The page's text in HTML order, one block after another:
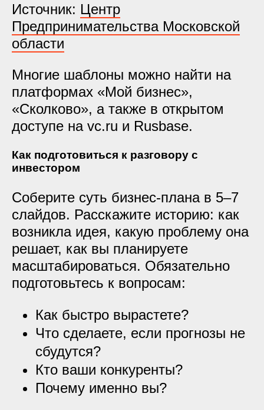
Источник: Центр
Предпринимательства Московской
области
Многие шаблоны можно найти на
платформах «Мой бизнес»,
«Сколково», а также в открытом
доступе на vc.ru и Rusbase.
Как подготовиться к разговору с
инвестором
Соберите суть бизнес-плана в 5–7
слайдов. Расскажите историю: как
возникла идея, какую проблему она
решает, как вы планируете
масштабироваться. Обязательно
подготовьтесь к вопросам:
Как быстро вырастете?
Что сделаете, если прогнозы не
сбудутся?
Кто ваши конкуренты?
Почему именно вы?